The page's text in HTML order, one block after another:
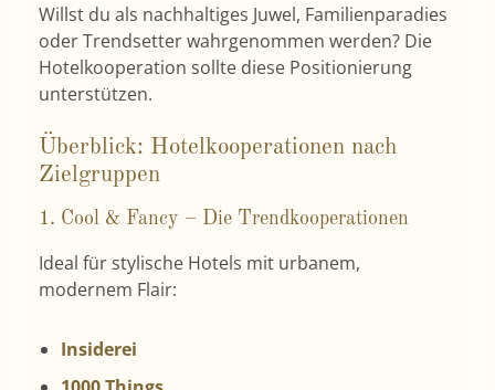
Willst du als nachhaltiges Juwel, Familienparadies
oder Trendsetter wahrgenommen werden? Die
Hotelkooperation sollte diese Positionierung
unterstützen.
Überblick: Hotelkooperationen nach
Zielgruppen
1. Cool & Fancy – Die Trendkooperationen
Ideal für stylische Hotels mit urbanem,
modernem Flair:
Insiderei